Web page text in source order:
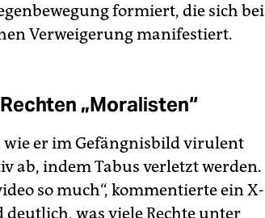
formiert, die sich bei
Verweigerung manifestiert.
„Moralisten“
er im Gefängnisbild virulent
ab, indem Tabus verletzt werden.
so much“, kommentierte ein X-
was viele Rechte unter